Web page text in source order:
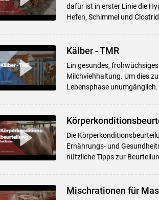
dafür ist in erster Linie die
Hefen, Schimmel und
Kälber - TMR
Ein gesundes,
Milchviehhaltung. Um dies
Lebensphase
Die
Ernährungs- und
nützliche Tipps zur
Mischrationen für